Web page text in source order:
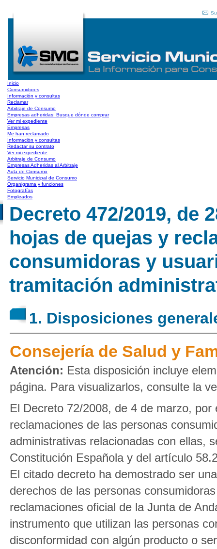
Inicio
Consumidores
Información y consultas
Reclamar
Arbitraje de Consumo
Empresas adheridas: Busque dónde comprar
Ver mi expediente
Empresas
Me han reclamado
Información y consultas
Redactar su contrato
Ver mi expediente
Arbitraje de Consumo
Empresas Adheridas al Arbitraje
Aula de Consumo
Servicio Municipal de Consumo
Organigrama y funciones
Fotografías
Empleados
Decreto 472/2019, de
hojas de quejas y
consumidoras y
tramitación
1. Disposiciones
Consejería de Salud y
Atención: Esta disposición incluye
página. Para visualizarlos, consulte la
El Decreto 72/2008, de 4 de marzo,
reclamaciones de las personas
administrativas relacionadas con ellas,
Constitución Española y del artículo
El citado decreto ha demostrado ser
derechos de las personas
reclamaciones oficial de la Junta de
instrumento que utilizan las personas
disconformidad con algún producto o